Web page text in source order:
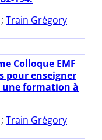
; Train Grégory
Colloque EMF
pour enseigner
une formation à
; Train Grégory